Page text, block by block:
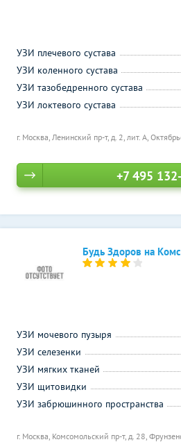
г. Москва, Ленинский пр-т, д. 2, лит. А,
УЗИ плечевого сустава
УЗИ коленного сустава
УЗИ тазобедренного сустава
УЗИ локтевого сустава
+7 495
Будь Здоров на
г. Москва, Комсомольский пр-т, д. 28,
УЗИ мочевого пузыря
УЗИ селезенки
УЗИ мягких тканей
УЗИ щитовидки
УЗИ забрюшинного пространства